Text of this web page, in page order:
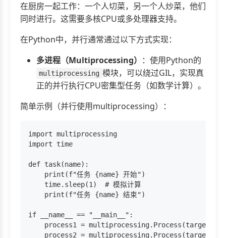
在厨房一起工作：一个人切菜，另一个人炒菜，他们
同时进行。这需要多核CPU或多处理器支持。
在Python中，并行通常通过以下方式实现：
多进程（Multiprocessing） ：使用Python的
multiprocessing 模块，可以绕过GIL，实现真
正的并行执行CPU密集型任务（如数学计算）。
简单示例（并行使用multiprocessing）：
import multiprocessing
import time
def task(name):
    print(f"任务 {name} 开始")
    time.sleep(1)  # 模拟计算
    print(f"任务 {name} 结束")
if __name__ == "__main__":
process1 =
process2 =